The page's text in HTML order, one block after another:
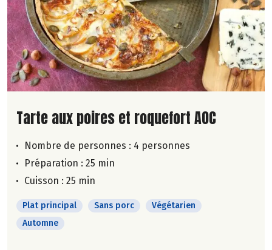
Lire la suite de la recette
Tarte aux poires et roquefort AOC
Nombre de personnes : 4 personnes
Préparation : 25 min
Cuisson : 25 min
Plat principal Sans porc
Végétarien
Automne